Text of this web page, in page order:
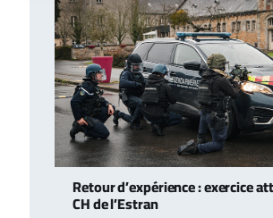
Retour d’expérience : exercice
CH de l’Estran